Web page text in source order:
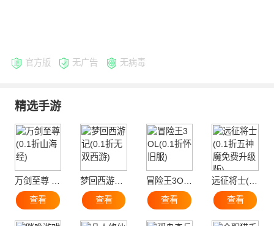
官方版 无广告 无病毒
精选手游
查看
查看
冒险王3OL(0.1折怀旧服)
查看
查看